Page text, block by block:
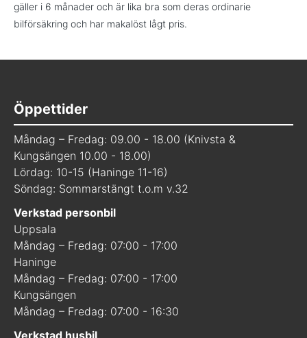
gäller i 6 månader och är lika bra som deras ordinarie
bilförsäkring och har makalöst lågt pris.
Öppettider
Måndag – Fredag: 09.00 - 18.00 (Knivsta &
Kungsängen 10.00 - 18.00)
Lördag: 10-15 (Haninge 11-16)
Söndag: Sommarstängt t.o.m v.32
Verkstad personbil
Uppsala
Måndag – Fredag: 07:00 - 17:00
Haninge
Måndag – Fredag: 07:00 - 17:00
Kungsängen
Måndag – Fredag: 07:00 - 16:30
Verkstad husbil